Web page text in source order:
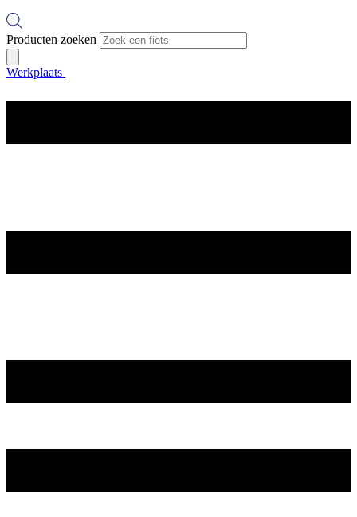
Producten zoeken
Werkplaats